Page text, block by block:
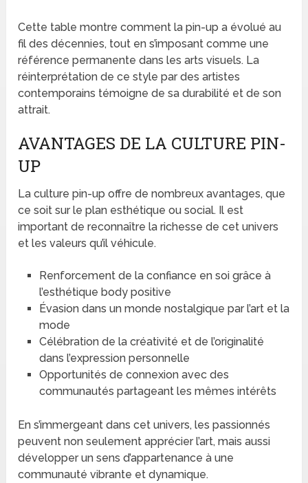
Cette table montre comment la pin-up a évolué au
fil des décennies, tout en s’imposant comme une
référence permanente dans les arts visuels. La
réinterprétation de ce style par des artistes
contemporains témoigne de sa durabilité et de son
attrait.
AVANTAGES DE LA CULTURE PIN-
UP
La culture pin-up offre de nombreux avantages, que
ce soit sur le plan esthétique ou social. Il est
important de reconnaître la richesse de cet univers
et les valeurs qu’il véhicule.
Renforcement de la confiance en soi grâce à
l’esthétique body positive
Évasion dans un monde nostalgique par l’art et la
mode
Célébration de la créativité et de l’originalité
dans l’expression personnelle
Opportunités de connexion avec des
communautés partageant les mêmes intérêts
En s’immergeant dans cet univers, les passionnés
peuvent non seulement apprécier l’art, mais aussi
développer un sens d’appartenance à une
communauté vibrante et dynamique.